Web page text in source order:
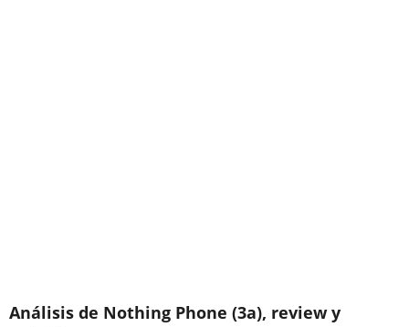
Análisis de Nothing Phone (3a), review y